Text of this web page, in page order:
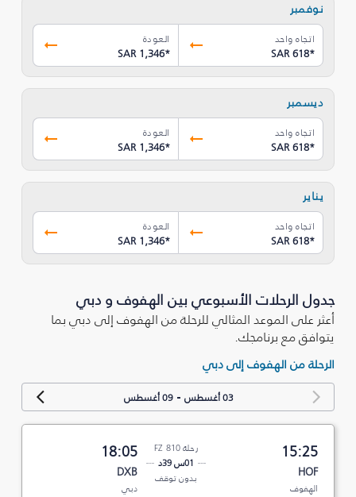
نوفمبر
اتجاه واحد
SAR 618*
العودة
SAR 1,346*
ديسمبر
اتجاه واحد
SAR 618*
العودة
SAR 1,346*
يناير
اتجاه واحد
SAR 618*
العودة
SAR 1,346*
جدول الرحلات الأسبوعي بين الهفوف و دبي
أعثر على الموعد المثالي للرحلة من الهفوف إلى دبي بما
يتوافق مع برنامجك.
الرحلة من الهفوف إلى دبي
03 أغسطس -09 أغسطس
15:25
HOF
الهفوف
رحلة FZ 810
01س 39د
بدون توقف
18:05
DXB
دبي